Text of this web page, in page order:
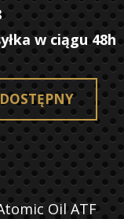
w ciągu 48h
Oil ATF